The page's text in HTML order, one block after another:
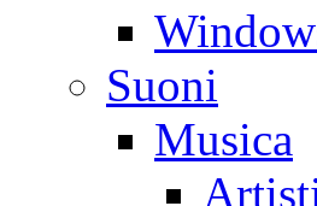
Suoni
Musica